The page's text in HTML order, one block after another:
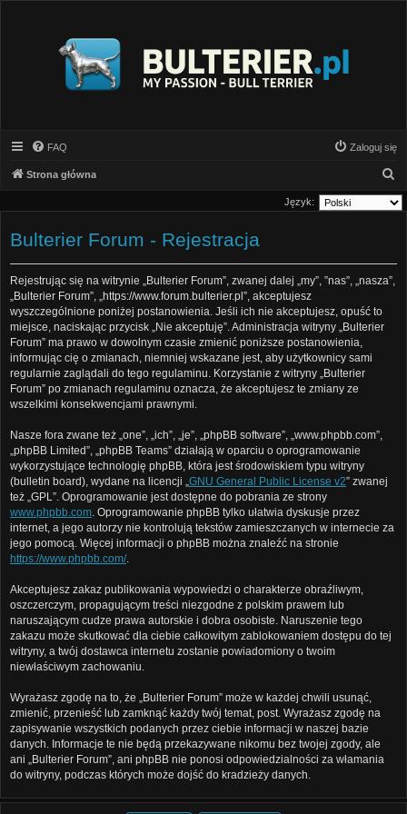
FAQ Zaloguj się
Strona główna
z
Język:
Bulterier Forum - Rejestracja
Rejestrując się na witrynie „Bulterier Forum”, zwanej dalej „my”, ”nas”, „nasza”,
„Bulterier Forum”, „https://www.forum.bulterier.pl”, akceptujesz
wyszczególnione poniżej postanowienia. Jeśli ich nie akceptujesz, opuść to
miejsce, naciskając przycisk „Nie akceptuję”. Administracja witryny „Bulterier
Forum” ma prawo w dowolnym czasie zmienić poniższe postanowienia,
informując cię o zmianach, niemniej wskazane jest, aby użytkownicy sami
regularnie zaglądali do tego regulaminu. Korzystanie z witryny „Bulterier
Forum” po zmianach regulaminu oznacza, że akceptujesz te zmiany ze
wszelkimi konsekwencjami prawnymi.
Nasze fora zwane też „one”, „ich”, „je”, „phpBB software”, „www.phpbb.com”,
„phpBB Limited”, „phpBB Teams” działają w oparciu o oprogramowanie
wykorzystujące technologię phpBB, która jest środowiskiem typu witryny
(bulletin board), wydane na licencji „GNU General Public License v2” zwanej
też „GPL”. Oprogramowanie jest dostępne do pobrania ze strony
www.phpbb.com. Oprogramowanie phpBB tylko ułatwia dyskusje przez
internet, a jego autorzy nie kontrolują tekstów zamieszczanych w internecie za
jego pomocą. Więcej informacji o phpBB można znaleźć na stronie
https://www.phpbb.com/.
Akceptujesz zakaz publikowania wypowiedzi o charakterze obraźliwym,
oszczerczym, propagującym treści niezgodne z polskim prawem lub
naruszającym cudze prawa autorskie i dobra osobiste. Naruszenie tego
zakazu może skutkować dla ciebie całkowitym zablokowaniem dostępu do tej
witryny, a twój dostawca internetu zostanie powiadomiony o twoim
niewłaściwym zachowaniu.
Wyrażasz zgodę na to, że „Bulterier Forum” może w każdej chwili usunąć,
zmienić, przenieść lub zamknąć każdy twój temat, post. Wyrażasz zgodę na
zapisywanie wszystkich podanych przez ciebie informacji w naszej bazie
danych. Informacje te nie będą przekazywane nikomu bez twojej zgody, ale
ani „Bulterier Forum”, ani phpBB nie ponosi odpowiedzialności za włamania
do witryny, podczas których może dojść do kradzieży danych.